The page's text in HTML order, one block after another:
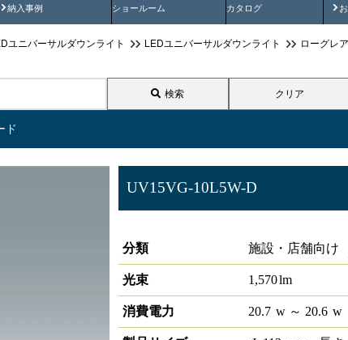
納入事例
納入事例動画 ショールーム カタログ
ユニバーサルダウンライト LEDユニバーサルダウンライト ローグレ
検索 クリア
ド
UV15VG-10L5W-D
分類
施設・店舗向け
光束 1,570lm
消費電力 20.7 w ～ 20.6 w